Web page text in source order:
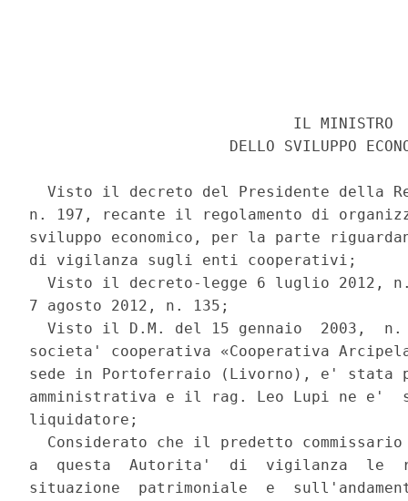
                             IL MINISTRO
DELLO SVILUPPO
Visto il decreto del Presidente della
n. 197, recante il regolamento di
sviluppo economico, per la parte
di vigilanza sugli enti cooperativi;
Visto il decreto-legge 6 luglio 2012,
7 agosto 2012, n. 135;
Visto il D.M. del 15 gennaio  2003,
societa' cooperativa «Cooperativa
sede in Portoferraio (Livorno), e' stata
amministrativa e il rag. Leo Lupi ne e'
liquidatore;
Considerato che il predetto
a  questa  Autorita'  di  vigilanza  le
situazione  patrimoniale  e